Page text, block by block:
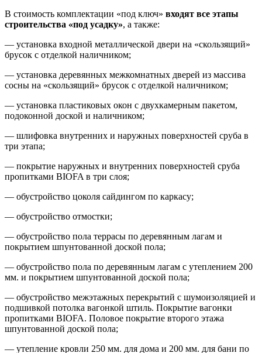
В стоимость комплектации «под ключ» входят все этапы
строительства «под усадку», а также:
— установка входной металлической двери на «скользящий»
брусок с отделкой наличником;
— установка деревянных межкомнатных дверей из массива
сосны на «скользящий» брусок с отделкой наличником;
— установка пластиковых окон с двухкамерным пакетом,
подоконной доской и наличником;
— шлифовка внутренних и наружных поверхностей сруба в
три этапа;
— покрытие наружных и внутренних поверхностей сруба
пропитками BIOFA в три слоя;
— обустройство цоколя сайдингом по каркасу;
— обустройство отмостки;
— обустройство пола террасы по деревянным лагам и
покрытием шпунтованной доской пола;
— обустройство пола по деревянным лагам с утеплением 200
мм. и покрытием шпунтованной доской пола;
— обустройство межэтажных перекрытий с шумоизоляцией и
подшивкой потолка вагонкой штиль. Покрытие вагонки
пропитками BIOFA. Половое покрытие второго этажа
шпунтованной доской пола;
— утепление кровли 250 мм. для дома и 200 мм. для бани по